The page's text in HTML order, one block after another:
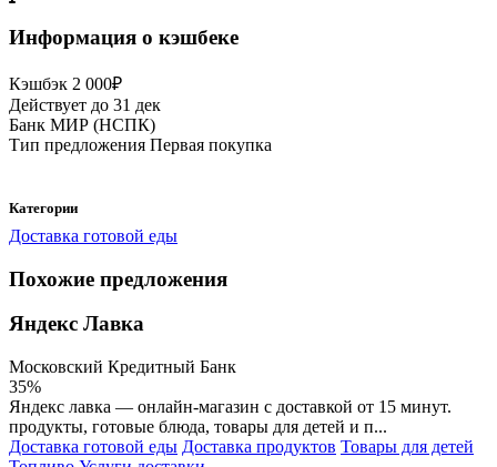
Информация о кэшбеке
Кэшбэк 2 000₽
Действует до 31 дек
Банк МИР (НСПК)
Тип предложения Первая покупка
Категории
Доставка готовой еды
Похожие предложения
Яндекс Лавка
Московский Кредитный Банк
35%
Яндекс лавка — онлайн-магазин с доставкой от 15 минут.
продукты, готовые блюда, товары для детей и п...
Доставка готовой еды Доставка продуктов Товары для детей